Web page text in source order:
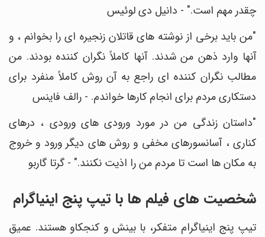
چقدر مهم است." - دانیل دی لوئیس
"من باید برخی از نوشته های قاتلان زنجیره ای را بخوانم ، و
آنها وارد ذهن من شدند. آنها کاملاً نگران کننده بودند. من
مطالب نگران کننده ای راجع به آن روش کاملاً منفرد برای
دستکاری مردم برای انجام کارها خواندم. - رالف فاینس
"داستان زندگی من در مورد ورودی های ورودی ، درهای
کناری ، آسانسورهای مخفی و روش های دیگر ورود و خروج
به مکان ها است تا مردم من را اذیت نکنند." - گرتا گاربو
شخصیت های فیلم ها با تیپ پنج اینیاگرام
تیپ پنج اینیاگرام متفکر، با بینش و کنجکاو هستند. عمیق